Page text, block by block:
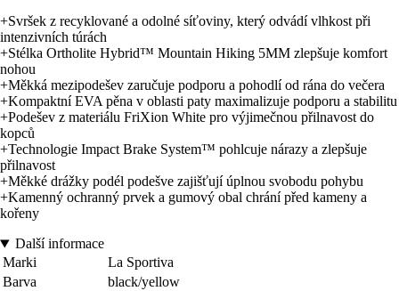
+Svršek z recyklované a odolné síťoviny, který odvádí vlhkost při
intenzivních túrách
+Stélka Ortholite Hybrid™ Mountain Hiking 5MM zlepšuje komfort
nohou
+Měkká mezipodešev zaručuje podporu a pohodlí od rána do večera
+Kompaktní EVA pěna v oblasti paty maximalizuje podporu a stabilitu
+Podešev z materiálu FriXion White pro výjimečnou přilnavost do
kopců
+Technologie Impact Brake System™ pohlcuje nárazy a zlepšuje
přilnavost
+Měkké drážky podél podešve zajišťují úplnou svobodu pohybu
+Kamenný ochranný prvek a gumový obal chrání před kameny a
kořeny
Další informace
Marki
La Sportiva
Barva
black/yellow